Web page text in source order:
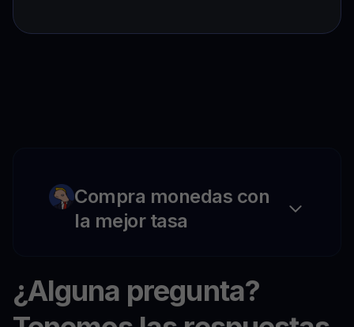
Compra monedas con
la mejor tasa
¿Alguna pregunta?